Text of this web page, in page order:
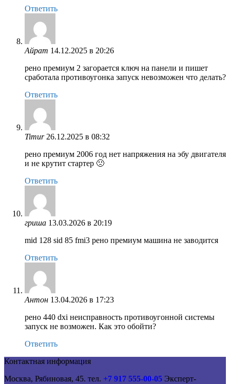
Ответить
Айрат 14.12.2025 в 20:26
рено премиум 2 загорается ключ на панели и пишет
сработала противоугонка запуск невозможен что делать?
Ответить
Timur 26.12.2025 в 08:32
рено премиум 2006 год нет напряжения на эбу двигателя
и не крутит стартер 🙁
Ответить
гриша 13.03.2026 в 20:19
mid 128 sid 85 fmi3 рено премиум машина не заводится
Ответить
Антон 13.04.2026 в 17:23
рено 440 dxi неисправность противоугонной системы
запуск не возможен. Как это обойти?
Ответить
Контактная информация
Москва, Рябиновая, 45. тел. +7 917 555-00-05 Эксперт-